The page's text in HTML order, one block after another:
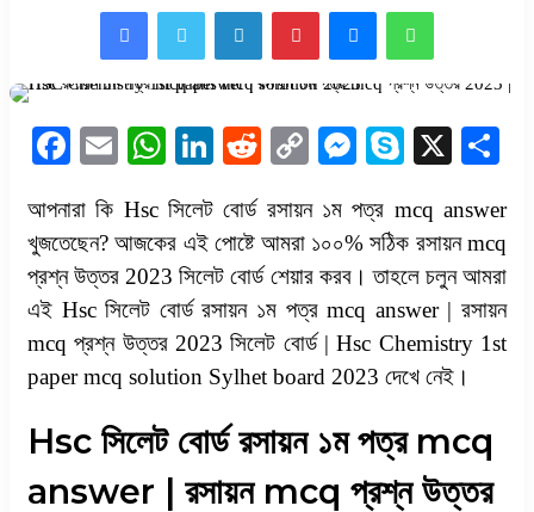
FacebookTwitter LinkedInPinterestMessengerWhatsApp
Facebook
EmailWhatsApp
LinkedIn
RedditCopyMessenger
Skype
X
আপনারা কি Hsc সিলেট বোর্ড রসায়ন ১ম পত্র mcq answer
খুজতেছেন? আজকের এই পোষ্টে আমরা ১০০% সঠিক রসায়ন mcq
প্রশ্ন উত্তর 2023 সিলেট বোর্ড শেয়ার করব। তাহলে চলুন আমরা
এই Hsc সিলেট বোর্ড রসায়ন ১ম পত্র mcq answer | রসায়ন
mcq প্রশ্ন উত্তর 2023 সিলেট বোর্ড | Hsc Chemistry 1st
paper mcq solution Sylhet board 2023 দেখে নেই।
Hsc সিলেট বোর্ড রসায়ন ১ম পত্র mcq
answer | রসায়ন mcq প্রশ্ন উত্তর